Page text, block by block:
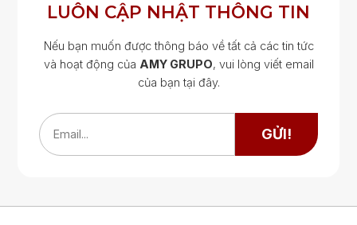
LUÔN CẬP NHẬT THÔNG TIN
Nếu bạn muốn được thông báo về tất cả các tin tức
và hoạt động của AMY GRUPO, vui lòng viết email
của bạn tại đây.
Email... GỬI!